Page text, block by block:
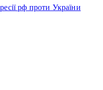
рф проти України